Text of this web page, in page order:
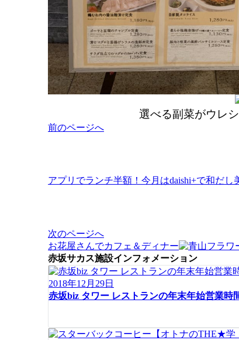
選べる副菜がウレ
投
ゲ
前のページへ
アプリでランチ半額！今月はdaishi+で和だし
次のページへ
お花屋さんでカフェ＆ディナー
赤坂サカス施設インフォメーション
2018年12月29日
赤坂biz タワー レストランの年末年始営業時